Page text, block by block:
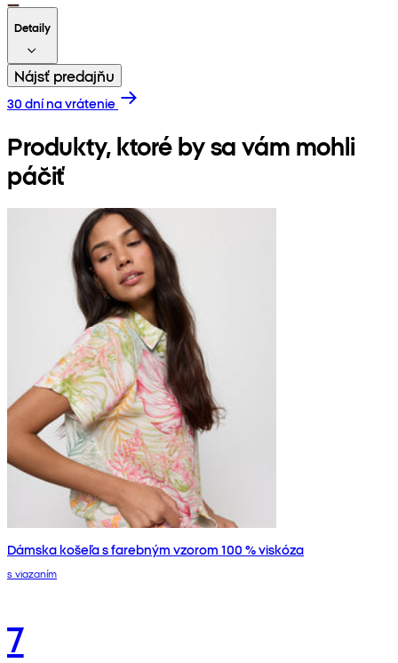
Detaily
Nájsť predajňu
30 dní na vrátenie
Produkty, ktoré by sa vám mohli
páčiť
Dámska košeľa s farebným vzorom 100 % viskóza
s viazaním
7